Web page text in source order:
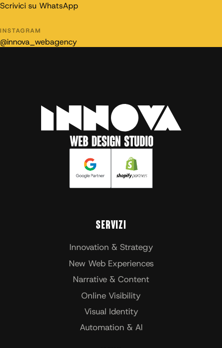
Scrivici su WhatsApp
INSTAGRAM
@innova_webagency
Servizi
Innovation & Strategy
New Web Experiences
Narrative & Content
Online Visibility
Visual Identity
Automation & AI